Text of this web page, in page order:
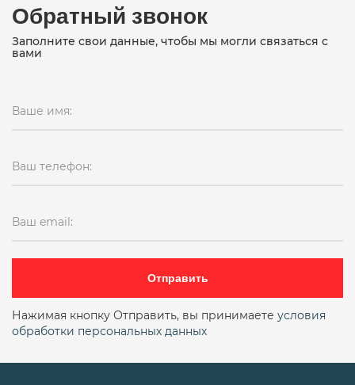
Обратный звонок
Заполните свои данные, чтобы мы могли связаться с
вами
Ваше имя:
Ваш телефон:
Ваш email:
Отправить
Нажимая кнопку Отправить, вы принимаете условия
обработки персональных данных